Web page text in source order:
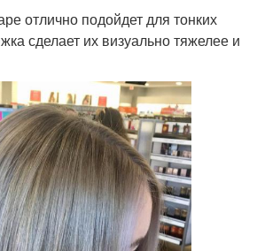
отлично подойдет для тонких
сделает их визуально тяжелее и